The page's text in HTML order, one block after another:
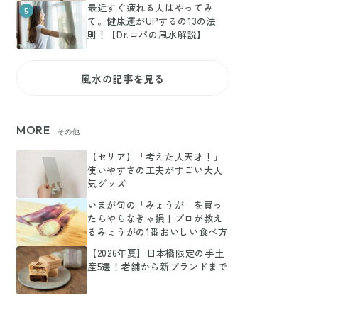
5
最近すぐ疲れる人はやってみ
て。健康運がUPするの13の法
則！【Dr.コパの風水解説】
風水の記事を見る
MORE その他
【セリア】「考えた人天才！」
使いやすさの工夫がすごい大人
気グッズ
いまが旬の「みょうが」を買っ
たらやらなきゃ損！プロが教え
るみょうがの1番おいしい食べ方
【2026年夏】日本橋限定の手土
産5選！老舗から新ブランドまで